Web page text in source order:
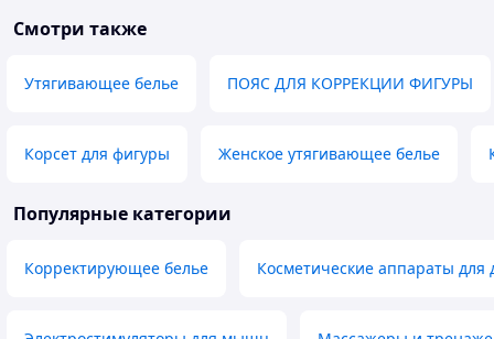
Смотри также
Утягивающее белье ПОЯС ДЛЯ КОРРЕКЦИИ ФИГУРЫ
Корсет для фигуры Женское утягивающее белье
Популярные категории
Корректирующее белье Косметические аппараты